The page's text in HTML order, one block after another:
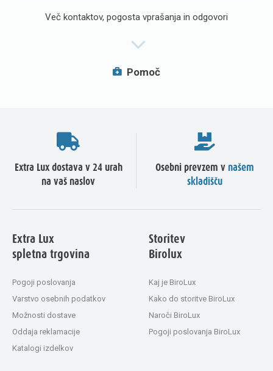
Več kontaktov, pogosta vprašanja in odgovori
Pomoč
Extra Lux dostava v 24 urah
na vaš naslov
Osebni prevzem v našem
skladišču
Extra Lux
spletna trgovina
Pogoji poslovanja
Varstvo osebnih podatkov
Možnosti dostave
Oddaja reklamacije
Katalogi izdelkov
Storitev
Birolux
Kaj je BiroLux
Kako do storitve BiroLux
Naroči BiroLux
Pogoji poslovanja BiroLux